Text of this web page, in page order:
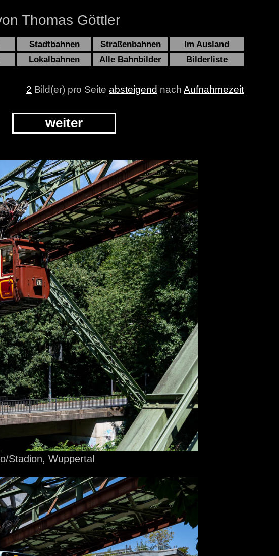
Thomas Göttler
Stadtbahnen Straßenbahnen
Im Ausland
Lokalbahnen Alle Bahnbilder Bilderliste
2 Bild(er) pro Seite absteigend nach Aufnahmezeit
weiter
Stadion, Wuppertal